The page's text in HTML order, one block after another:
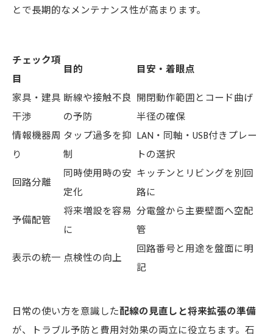
とで長期的なメンテナンス性が高まります。
チェック項
目
目的
目安・着眼点
家具・建具
干渉
断線や接触不良
の予防
開閉動作範囲とコード曲げ
半径の確保
情報機器周
り
タップ過多を抑
制
LAN・同軸・USB付きプレー
トの選択
回路分離
同時使用時の安
定化
キッチンとリビングを別回
路に
予備配管
将来増設を容易
に
分電盤から主要壁面へ空配
管
表示の統一 点検性の向上
回路番号と用途を盤面に明
記
日常の使い方を意識した配線の見直しと将来拡張の準備
が、トラブル予防と費用対効果の両立に役立ちます。石